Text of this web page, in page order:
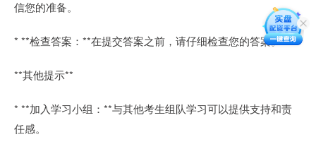
信您的准备。
* **检查答案：**在提交答案之前，请仔细检查您的答案。
**其他提示**
* **加入学习小组：**与其他考生组队学习可以提供支持和责
任感。